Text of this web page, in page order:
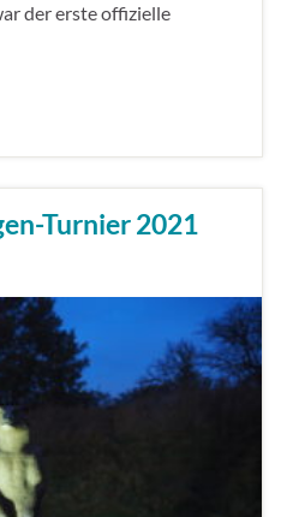
der erste offizielle
Turnier 2021